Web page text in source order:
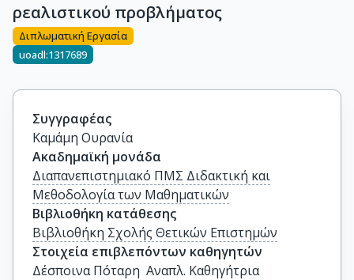
ρεαλιστικού προβλήματος
Διπλωματική Εργασία
uoadl:1317689
Συγγραφέας
Καμάμη Ουρανία
Ακαδημαϊκή μονάδα
Διαπανεπιστημιακό ΠΜΣ Διδακτική και
Μεθοδολογία των Μαθηματικών
Βιβλιοθήκη κατάθεσης
Βιβλιοθήκη Σχολής Θετικών Επιστημών
Στοιχεία επιβλεπόντων καθηγητών
Δέσποινα Πόταρη  Αναπλ. Καθηγήτρια